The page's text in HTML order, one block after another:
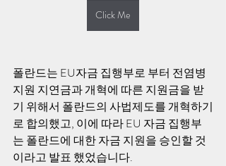
Click Me
폴란드는 EU자금 집행부로 부터 전염병
지원 지연금과 개혁에 따른 지원금을 받
기 위해서 폴란드의 사법제도를 개혁하기
로 합의했고, 이에 따라 EU 자금 집행부
는 폴란드에 대한 자금 지원을 승인할 것
이라고 발표 했었습니다.